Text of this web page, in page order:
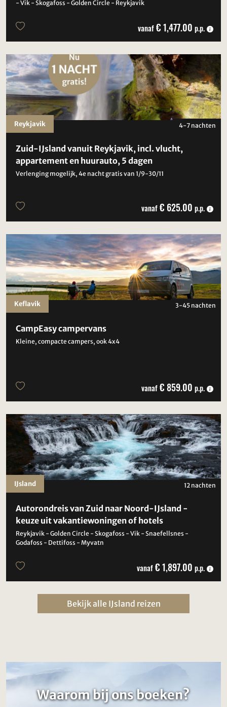
- Vik - Skogafoss - Golden Circle - Reykjavik
vanaf€ 1,477.00 p.p.
Zuid-IJsland vanuit Reykjavik, incl. vlucht,
appartement en huurauto, 5 dagen
Verlenging mogelijk, 4e nacht gratis van 1/9-30/11
4-7 nachten
vanaf€ 625.00 p.p.
Reykjavik
CampEasy campervans
Kleine, compacte campers, ook 4x4
3-45 nachten
vanaf€ 859.00 p.p.
Keflavik
Autorondreis van Zuid naar Noord-IJsland -
keuze uit vakantiewoningen of hotels
Reykjavik - Golden Circle - Skogafoss - Vik - Snaefellsnes -
Godafoss - Dettifoss - Myvatn
12 nachten
vanaf€ 1,897.00 p.p.
IJsland
Bekijk alle IJsland reizen
Waarom bij ons boeken?